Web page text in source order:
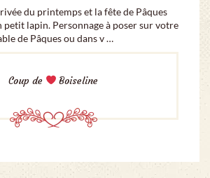
du printemps et la fête de Pâques
petit lapin. Personnage à poser sur votre
de Pâques ou dans v …
Coup de Boiseline